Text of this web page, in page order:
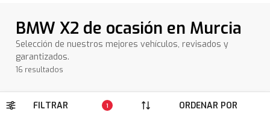
BMW X2 de ocasión en Murcia
Selección de nuestros mejores vehículos, revisados y
garantizados.
16 resultados
FILTRAR 1 ORDENAR POR